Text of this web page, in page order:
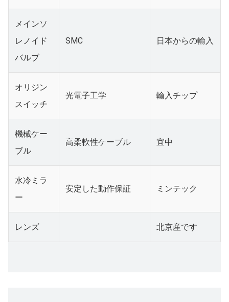
メインソ
レノイド
バルブ
SMC 日本からの輸入
オリジン
スイッチ
光電子工学 輸入チップ
機械ケー
ブル
高柔軟性ケーブル 宜中
水冷ミラ
ー
安定した動作保証 ミンテック
レンズ 北京産です